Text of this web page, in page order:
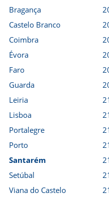
Bragança
Castelo Branco
Coimbra
Évora
Faro
Guarda
Leiria
Lisboa
Portalegre
Porto
Santarém
Setúbal
Viana do Castelo